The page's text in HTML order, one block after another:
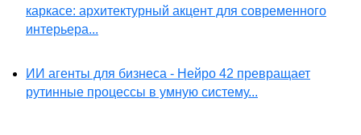
каркасе: архитектурный акцент для современного
интерьера...
ИИ агенты для бизнеса - Нейро 42 превращает
рутинные процессы в умную систему...